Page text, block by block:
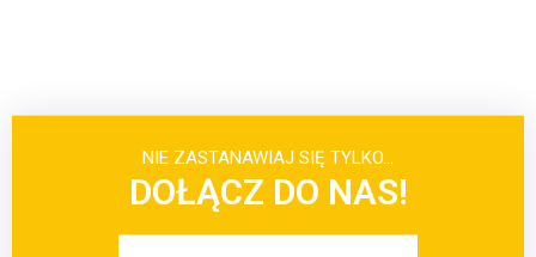
NIE ZASTANAWIAJ SIĘ TYLKO…
DOŁĄCZ DO NAS!